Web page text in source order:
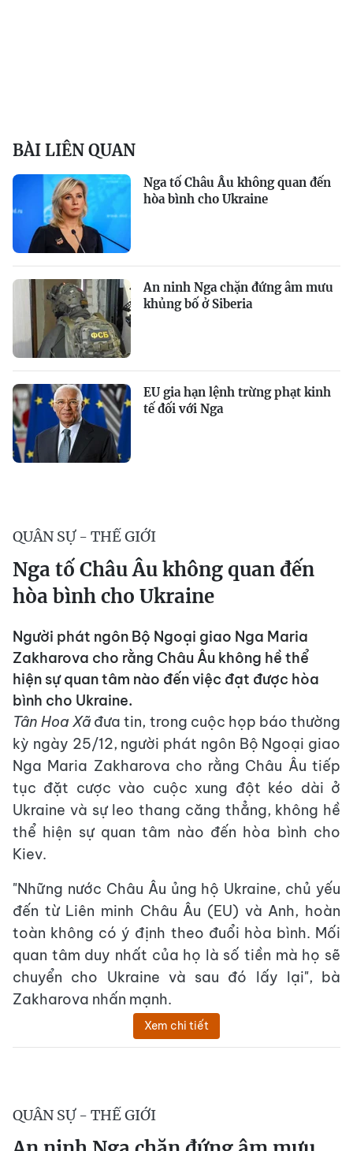
BÀI LIÊN QUAN
Nga tố Châu Âu không quan đến
hòa bình cho Ukraine
An ninh Nga chặn đứng âm mưu
khủng bố ở Siberia
EU gia hạn lệnh trừng phạt kinh
tế đối với Nga
QUÂN SỰ - THẾ GIỚI
Nga tố Châu Âu không quan đến
hòa bình cho Ukraine
Người phát ngôn Bộ Ngoại giao Nga Maria
Zakharova cho rằng Châu Âu không hề thể
hiện sự quan tâm nào đến việc đạt được hòa
bình cho Ukraine.
Tân Hoa Xã đưa tin, trong cuộc họp báo thường
kỳ ngày 25/12, người phát ngôn Bộ Ngoại giao
Nga Maria Zakharova cho rằng Châu Âu tiếp
tục đặt cược vào cuộc xung đột kéo dài ở
Ukraine và sự leo thang căng thẳng, không hề
thể hiện sự quan tâm nào đến hòa bình cho
Kiev.
"Những nước Châu Âu ủng hộ Ukraine, chủ yếu
đến từ Liên minh Châu Âu (EU) và Anh, hoàn
toàn không có ý định theo đuổi hòa bình. Mối
quan tâm duy nhất của họ là số tiền mà họ sẽ
chuyển cho Ukraine và sau đó lấy lại", bà
Zakharova nhấn mạnh.
Xem chi tiết
QUÂN SỰ - THẾ GIỚI